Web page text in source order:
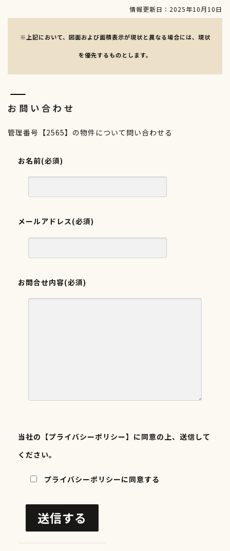
情報更新日：2025年10月10日
※上記において、図面および面積表示が現状と異なる場合には、現状
を優先するものとします。
お問い合わせ
管理番号【2565】の物件について問い合わせる
お名前(必須)
メールアドレス(必須)
お問合せ内容(必須)
当社の 【プライバシーポリシー】 に同意の上、送信して
ください。
プライバシーポリシーに同意する